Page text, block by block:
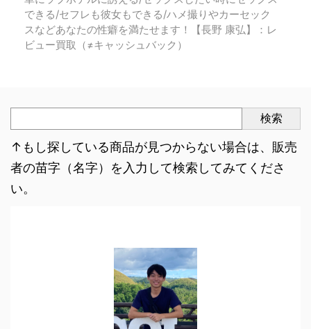
できる/セフレも彼女もできる/ハメ撮りやカーセック
スなどあなたの性癖を満たせます！【長野 康弘】：レ
ビュー買取（≠キャッシュバック）
検索
↑もし探している商品が見つからない場合は、販売
者の苗字（名字）を入力して検索してみてくださ
い。